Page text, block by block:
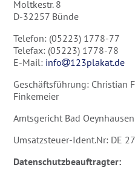
Moltkestr. 8
D-32257 Bünde
Telefon: (05223) 1778-77
Telefax: (05223) 1778-78
E-Mail: info
123plakat.de
Geschäftsführung: Christian
Finkemeier
Amtsgericht Bad
Umsatzsteuer-Ident.Nr: DE
Datenschutzbeauftragter: